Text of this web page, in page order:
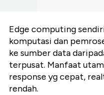
Edge computing
komputasi dan
ke sumber data
terpusat. Manfaat
response yg cepat,
rendah.